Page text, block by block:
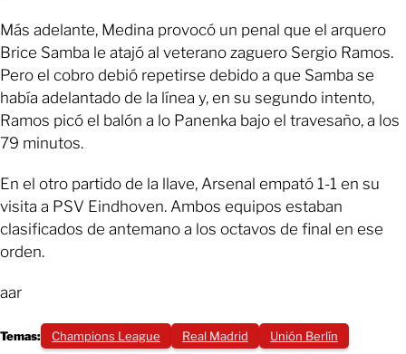
Más adelante, Medina provocó un penal que el arquero
Brice Samba le atajó al veterano zaguero Sergio Ramos.
Pero el cobro debió repetirse debido a que Samba se
había adelantado de la línea y, en su segundo intento,
Ramos picó el balón a lo Panenka bajo el travesaño, a los
79 minutos.
En el otro partido de la llave, Arsenal empató 1-1 en su
visita a PSV Eindhoven. Ambos equipos estaban
clasificados de antemano a los octavos de final en ese
orden.
aar
Temas: Champions League Real Madrid Unión Berlín